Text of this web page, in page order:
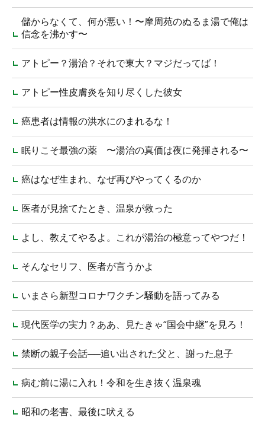
儲からなくて、何が悪い！〜摩周苑のぬるま湯で俺は
信念を沸かす〜
アトピー？湯治？それで東大？マジだってば！
アトピー性皮膚炎を知り尽くした彼女
癌患者は情報の洪水にのまれるな！
眠りこそ最強の薬 〜湯治の真価は夜に発揮される〜
癌はなぜ生まれ、なぜ再びやってくるのか
医者が見捨てたとき、温泉が救った
よし、教えてやるよ。これが湯治の極意ってやつだ！
そんなセリフ、医者が言うかよ
いまさら新型コロナワクチン騒動を語ってみる
現代医学の実力？ああ、見たきゃ“国会中継”を見ろ！
禁断の親子会話──追い出された父と、謝った息子
病む前に湯に入れ！令和を生き抜く温泉魂
昭和の老害、最後に吠える